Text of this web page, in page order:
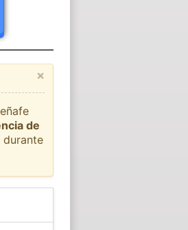
×
de
durante